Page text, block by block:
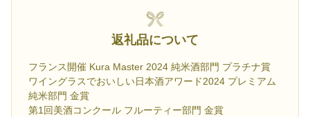
返礼品について
フランス開催 Kura Master 2024 純米酒部門 プラチナ賞
ワイングラスでおいしい日本酒アワード2024 プレミアム
純米部門 金賞
第1回美酒コンクール フルーティー部門 金賞